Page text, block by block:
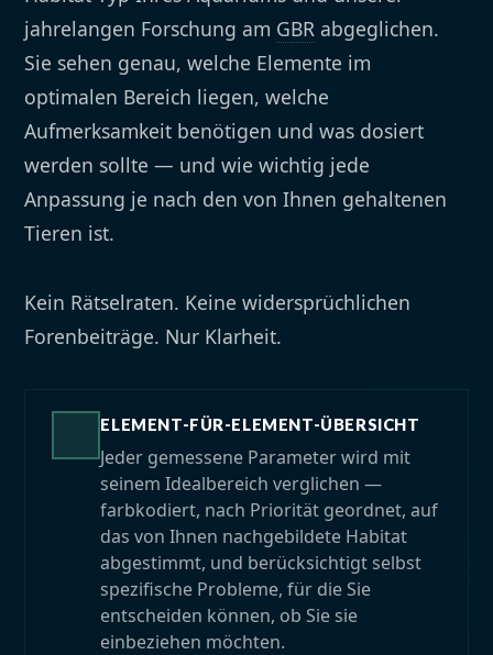
jahrelangen Forschung am GBR abgeglichen.
Sie sehen genau, welche Elemente im
optimalen Bereich liegen, welche
Aufmerksamkeit benötigen und was dosiert
werden sollte — und wie wichtig jede
Anpassung je nach den von Ihnen gehaltenen
Tieren ist.
Kein Rätselraten. Keine widersprüchlichen
Forenbeiträge. Nur Klarheit.
ELEMENT-FÜR-ELEMENT-ÜBERSICHT
Jeder gemessene Parameter wird mit
seinem Idealbereich verglichen —
farbkodiert, nach Priorität geordnet, auf
das von Ihnen nachgebildete Habitat
abgestimmt, und berücksichtigt selbst
spezifische Probleme, für die Sie
entscheiden können, ob Sie sie
einbeziehen möchten.